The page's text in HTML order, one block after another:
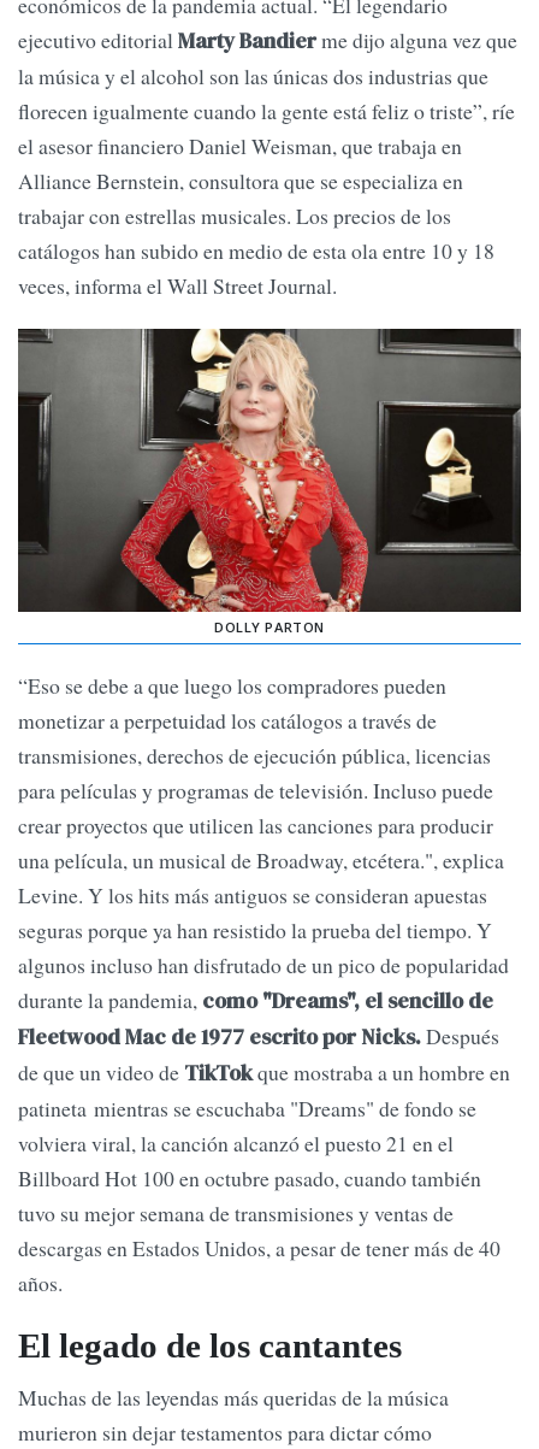
ejecutivo editorialMarty Bandierme dijo alguna vez que
la música y el alcohol son las únicas dos industrias que
florecen igualmente cuando la gente está feliz o triste”, ríe
el asesor financiero Daniel Weisman, que trabaja en
Alliance Bernstein, consultora que se especializa en
trabajar con estrellas musicales. Los precios de los
catálogos han subido en medio de esta ola entre 10 y 18
veces, informa el Wall Street Journal.
DOLLY PARTON
“Eso se debe a que luego los compradores pueden
monetizar a perpetuidad los catálogos a través de
transmisiones, derechos de ejecución pública, licencias
para películas y programas de televisión. Incluso puede
crear proyectos que utilicen las canciones para producir
una película, un musical de Broadway, etcétera.", explica
Levine. Y los hits más antiguos se consideran apuestas
seguras porque ya han resistido la prueba del tiempo. Y
algunos incluso han disfrutado de un pico de popularidad
durante la pandemia, como "Dreams", el sencillo de
Fleetwood Mac de 1977 escrito por Nicks.Después
de que un video de TikTokque mostraba a un hombre en
patineta mientras se escuchaba "Dreams" de fondo se
volviera viral, la canción alcanzó el puesto 21 en el
Billboard Hot 100 en octubre pasado, cuando también
tuvo su mejor semana de transmisiones y ventas de
descargas en Estados Unidos, a pesar de tener más de 40
años.
El legado de los cantantes
Muchas de las leyendas más queridas de la música
murieron sin dejar testamentos para dictar cómo